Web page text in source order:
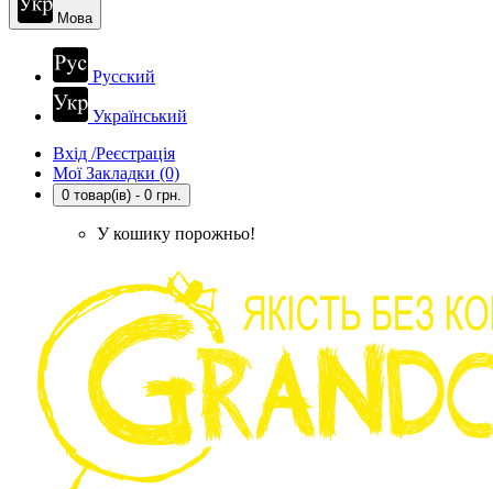
Мова
Русский
Український
Вхід /Реєстрація
Мої Закладки (0)
0 товар(ів) - 0 грн.
У кошику порожньо!